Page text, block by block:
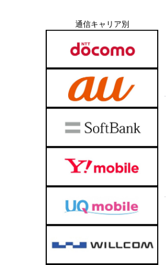
通信キャリア別